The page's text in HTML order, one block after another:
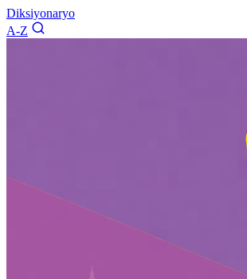
Diksiyonaryo
A-Z